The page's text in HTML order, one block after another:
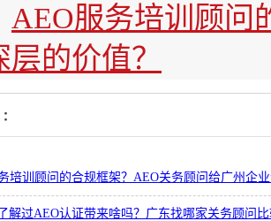
AEO服务培训顾问
的价值？
培训顾问的合规框架？AEO关务顾问给广州企
解过AEO认证带来啥吗？广东找哪家关务顾问